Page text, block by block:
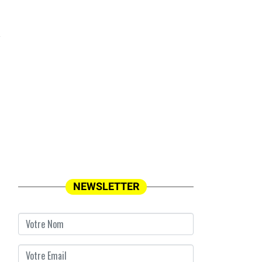
NEWSLETTER